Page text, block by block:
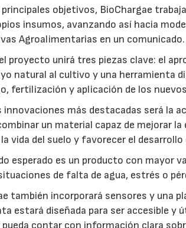
objetivos, BioChargae
insumos, avanzando así hacia
Agroalimentarias en un comunicado.
proyecto unirá tres piezas clave: el
natural al cultivo y una herramienta
fertilización y aplicación de los
innovaciones más destacadas será la
un material capaz de mejorar
vida del suelo y favorecer el
esperado es un producto con mayor
de falta de agua, estrés o
también incorporará sensores y una
estará diseñada para ser accesible y